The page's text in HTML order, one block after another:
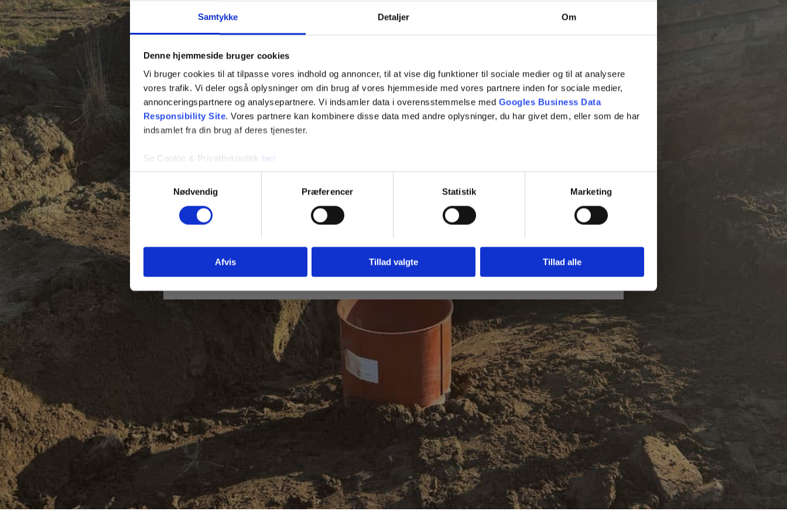
Samtykke Detaljer Om
Denne hjemmeside bruger cookies
Vi bruger cookies til at tilpasse vores indhold og annoncer, til at vise dig funktioner til sociale medier og til at analysere
vores trafik. Vi deler også oplysninger om din brug af vores hjemmeside med vores partnere inden for sociale medier,
annonceringspartnere og analysepartnere. Vi indsamler data i overensstemmelse med Googles Business Data
Responsibility Site. Vores partnere kan kombinere disse data med andre oplysninger, du har givet dem, eller som de har
indsamlet fra din brug af deres tjenester.
Se Cookie & Privatlivspolitik
her
Samtykkevalg
Nødvendig
Præferencer Statistik Marketing
Afvis Tillad valgte Tillad alle
Kontakt os
Send besked